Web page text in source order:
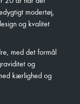
modertøj,
og kvalitet
med det formål
og
kærlighed og